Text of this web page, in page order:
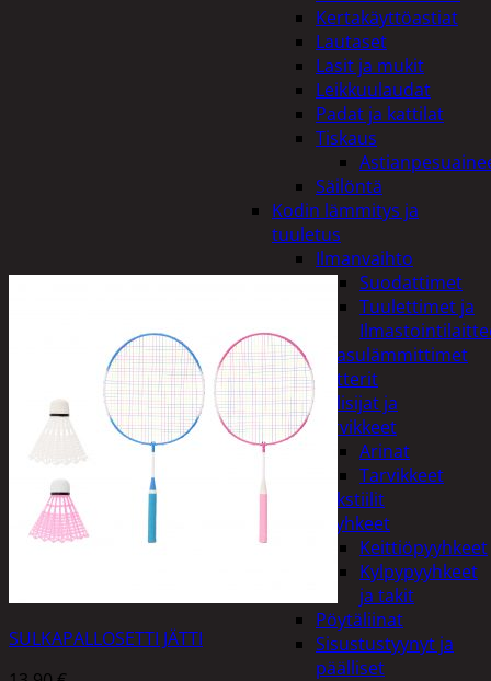
Kertakäyttöastiat
Lautaset
Lasit ja mukit
Leikkuulaudat
Padat ja kattilat
Tiskaus
Säilöntä
Kodin lämmitys ja
tuuletus
Ilmanvaihto
Suodattimet
Tuulettimet ja
Kaasulämmittimet
Patterit
Tulisijat ja
tarvikkeet
Arinat
Tarvikkeet
Kodintekstiilit
Pyyhkeet
Keittiöpyyhkeet
Kylpypyyhkeet
ja takit
Pöytäliinat
Sisustustyynyt ja
päälliset
SULKAPALLOSETTI JÄTTI